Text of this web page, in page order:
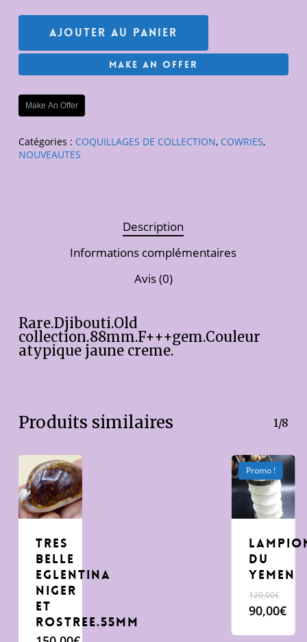
Ajouter Au Panier
Make An Offer
Make An Offer
Catégories : COQUILLAGES DE COLLECTION, COWRIES,
NOUVEAUTES
Description
Informations complémentaires
Avis (0)
Rare.Djibouti.Old
collection.88mm.F+++gem.Couleur
atypique jaune creme.
Produits similaires 1/8
Tres
belle
eglentina
Niger
et
rostree.55mm
Promo !
du
Yemen
120,00€
Le
90,00€